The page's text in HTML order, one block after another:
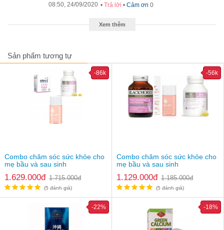
08:50, 24/09/2020 • Trả lời • Cảm ơn 0
Xem thêm
Sản phẩm tương tự
Combo chăm sóc sức khỏe cho
mẹ bầu và sau sinh
1.629.000đ 1.715.000đ
-86k
(5 đánh giá)
Combo chăm sóc sức khỏe cho
mẹ bầu và sau sinh
1.129.000đ 1.185.000đ
-56k
(5 đánh giá)
-22% -18%